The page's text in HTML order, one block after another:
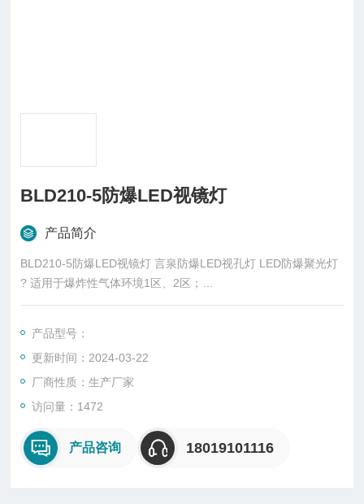
BLD210-5防爆LED视镜灯
产品简介
BLD210-5防爆LED视镜灯 言泉防爆LED视孔灯 LED防爆聚光灯
? 适用于爆炸性气体环境1区、2区；
? 适用于ⅡA、ⅡB、ⅡC级爆炸性气体环境；
?适用于石油采炼、储存、化工、医药、及军事设施等爆炸性危
险环境；
? 主要用于化学反应容器照明；
? 支架式安装时可用作小范围投光照明；
产品型号：
更新时间：2024-03-22
厂商性质：生产厂家
访问量：1472
产品咨询 18019101116